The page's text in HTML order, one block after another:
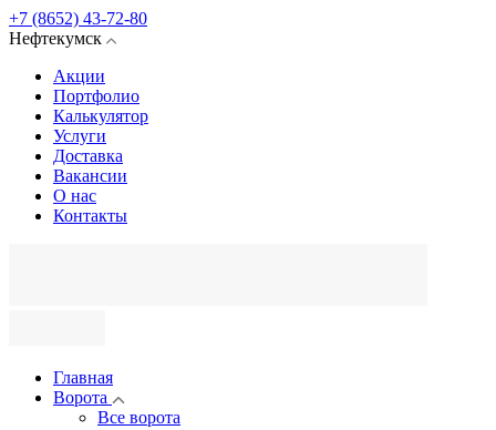
+7 (8652) 43-72-80
Нефтекумск
Акции
Портфолио
Калькулятор
Услуги
Доставка
Вакансии
О нас
Контакты
Главная
Ворота
Все ворота